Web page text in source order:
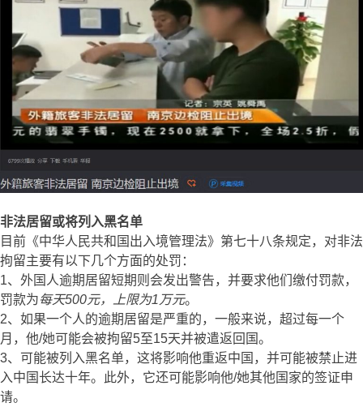
非法居留或将列入黑名单
目前《中华人民共和国出入境管理法》第七十八条规定，对非法
拘留主要有以下几个方面的处罚：
1、外国人逾期居留短期则会发出警告，并要求他们缴付罚款，
罚款为每天500元，上限为1万元。
2、如果一个人的逾期居留是严重的，一般来说，超过每一个
月，他/她可能会被拘留5至15天并被遣返回国。
3、可能被列入黑名单，这将影响他重返中国，并可能被禁止进
入中国长达十年。此外，它还可能影响他/她其他国家的签证申
请。